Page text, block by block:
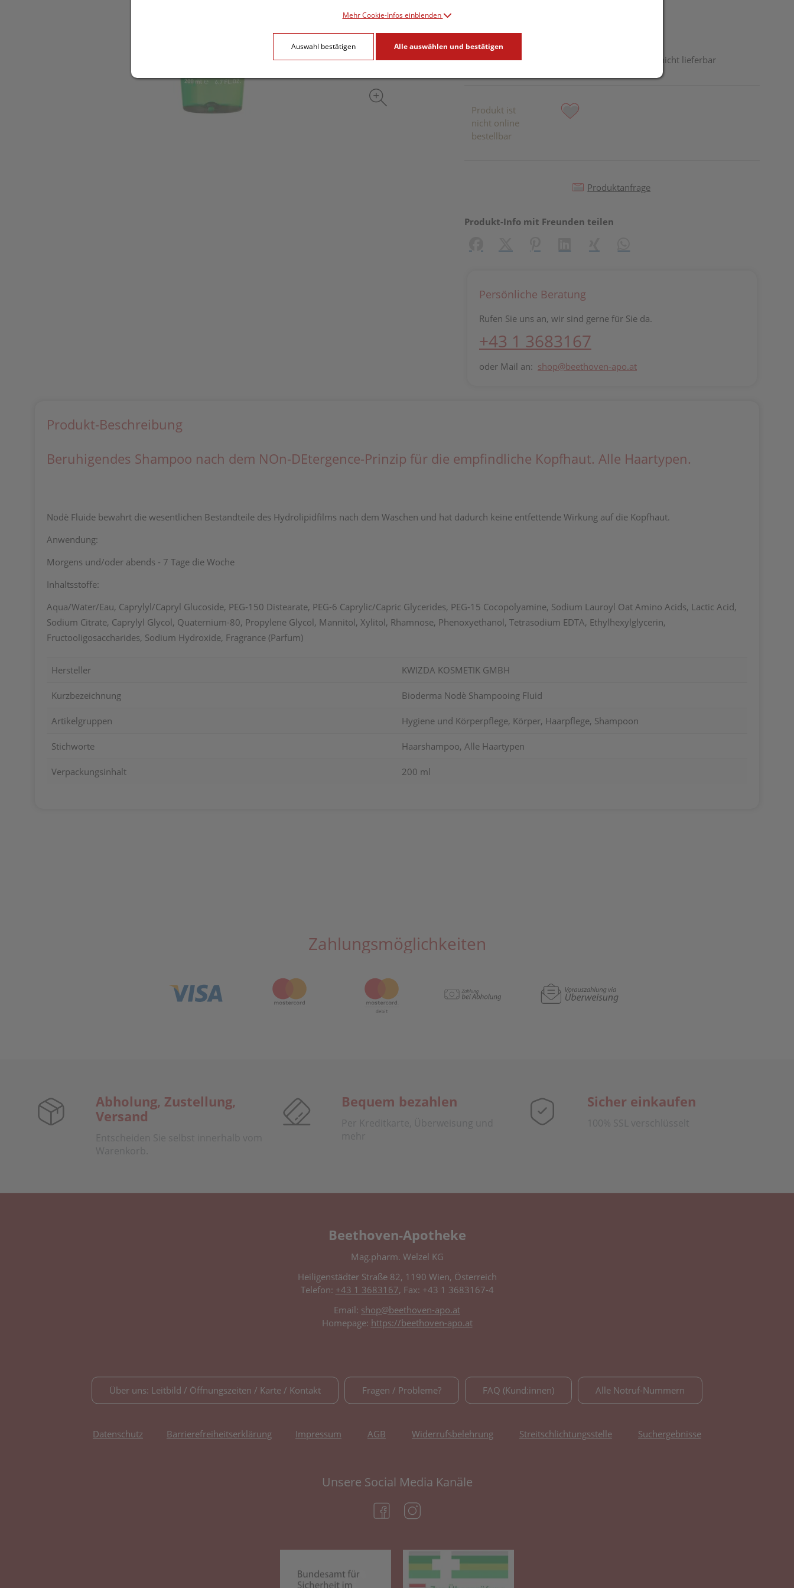
Dieses Produkt ist derzeit vom Hersteller nicht lieferbar
Produkt ist
nicht online
bestellbar
Produktanfrage
Produkt-Info mit Freunden teilen
Persönliche Beratung
Rufen Sie uns an, wir sind gerne für Sie da.
+43 1 3683167
oder Mail an: shop@beethoven-apo.at
Produkt-Beschreibung
Beruhigendes Shampoo nach dem NOn-DEtergence-Prinzip für die empfindliche Kopfhaut. Alle Haartypen.
Nodè Fluide bewahrt die wesentlichen Bestandteile des Hydrolipidfilms nach dem Waschen und hat dadurch keine entfettende Wirkung auf die Kopfhaut.
Anwendung:
Morgens und/oder abends - 7 Tage die Woche
Inhaltsstoffe:
Aqua/Water/Eau, Caprylyl/Capryl Glucoside, PEG-150 Distearate, PEG-6 Caprylic/Capric Glycerides, PEG-15 Cocopolyamine, Sodium Lauroyl Oat Amino Acids, Lactic Acid,
Sodium Citrate, Caprylyl Glycol, Quaternium-80, Propylene Glycol, Mannitol, Xylitol, Rhamnose, Phenoxyethanol, Tetrasodium EDTA, Ethylhexylglycerin,
Fructooligosaccharides, Sodium Hydroxide, Fragrance (Parfum)
Hersteller KWIZDA KOSMETIK GMBH
Kurzbezeichnung Bioderma Nodè Shampooing Fluid
Artikelgruppen Hygiene und Körperpflege, Körper, Haarpflege, Shampoon
Stichworte Haarshampoo, Alle Haartypen
Verpackungsinhalt 200 ml
Zahlungsmöglichkeiten
Abholung, Zustellung,
Versand
Entscheiden Sie selbst innerhalb vom
Warenkorb.
Bequem bezahlen
Per Kreditkarte, Überweisung und
mehr
Sicher einkaufen
100% SSL verschlüsselt
Beethoven-Apotheke
Mag.pharm. Welzel KG
Heiligenstädter Straße 82, 1190 Wien, Österreich
Telefon: +43 1 3683167, Fax: +43 1 3683167-4
Email: shop@beethoven-apo.at
Homepage: https://beethoven-apo.at
Über uns: Leitbild / Öffnungszeiten / Karte / Kontakt Fragen / Probleme? FAQ (Kund:innen) Alle Notruf-Nummern
Datenschutz Barrierefreiheitserklärung Impressum AGB Widerrufsbelehrung Streitschlichtungsstelle Suchergebnisse
Unsere Social Media Kanäle
(öffnet in neuem Tab)
(öffnet in neuem Tab)
Mehr Cookie-Infos einblenden
Auswahl bestätigen Alle auswählen und bestätigen